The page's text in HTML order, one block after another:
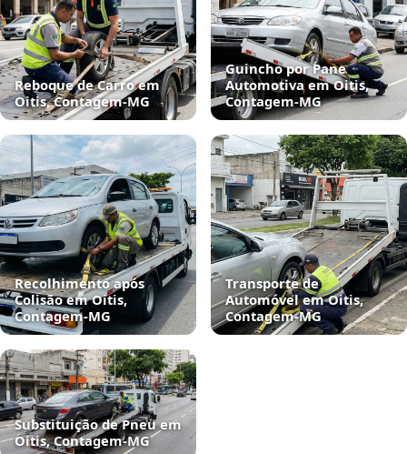
Reboque de Carro em
Oitis, Contagem‑MG
Guincho por Pane
Automotiva em Oitis,
Contagem‑MG
Recolhimento após
Colisão em Oitis,
Contagem‑MG
Transporte de
Automóvel em Oitis,
Contagem‑MG
Substituição de Pneu em
Oitis, Contagem‑MG